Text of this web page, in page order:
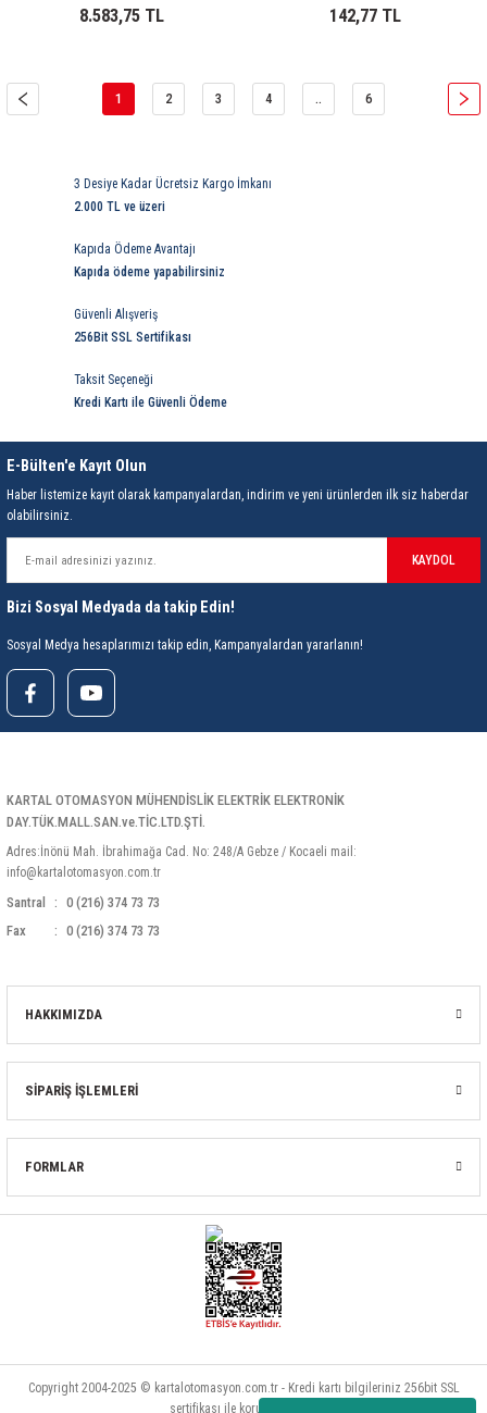
8.583,75 TL 142,77 TL
1 2 3 4 .. 6
3 Desiye Kadar Ücretsiz Kargo İmkanı
2.000 TL ve üzeri
Kapıda Ödeme Avantajı
Kapıda ödeme yapabilirsiniz
Güvenli Alışveriş
256Bit SSL Sertifikası
Taksit Seçeneği
Kredi Kartı ile Güvenli Ödeme
E-Bülten'e Kayıt Olun
Haber listemize kayıt olarak kampanyalardan, indirim ve yeni ürünlerden ilk siz haberdar
olabilirsiniz.
KAYDOL
Bizi Sosyal Medyada da takip Edin!
Sosyal Medya hesaplarımızı takip edin, Kampanyalardan yararlanın!
KARTAL OTOMASYON MÜHENDİSLİK ELEKTRİK ELEKTRONİK
DAY.TÜK.MALL.SAN.ve.TİC.LTD.ŞTİ.
Adres:İnönü Mah. İbrahimağa Cad. No: 248/A Gebze / Kocaeli mail:
info@kartalotomasyon.com.tr
Santral
0 (216) 374 73 73
Fax
0 (216) 374 73 73
HAKKIMIZDA
SİPARİŞ İŞLEMLERİ
FORMLAR
Copyright 2004-2025 © kartalotomasyon.com.tr - Kredi kartı bilgileriniz 256bit SSL
sertifikası ile korunmaktadır.